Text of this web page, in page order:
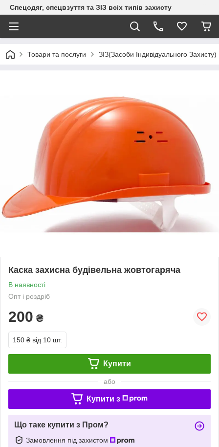
Спецодяг, спецвзуття та ЗІЗ всіх типів захисту
Товари та послуги ЗІЗ(Засоби Індивідуального Захисту)
Каска захисна будівельна жовтогаряча
В наявності
Опт і роздріб
200 ₴
150 ₴ від 10 шт.
Купити
або
Купити з
Що таке купити з Пром?
Замовлення під захистом